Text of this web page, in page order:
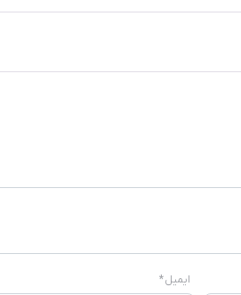
ایمیل*